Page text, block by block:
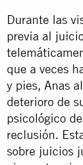
Durante las
previa al
que a veces
y pies, Anas
deterioro de
psicológico
reclusión.
sobre juicios